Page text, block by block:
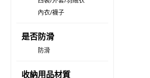
內衣/襪子
是否防滑
防滑
收納用品材質